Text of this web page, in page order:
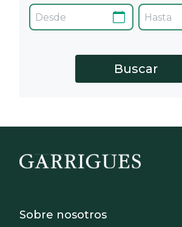
Footer - Sobre
Sobre nosotros